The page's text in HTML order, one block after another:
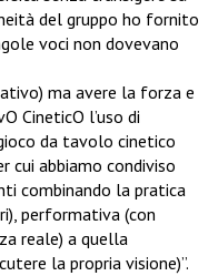
del gruppo ho fornito
voci non dovevano
ma avere la forza e
CineticO l’uso di
da tavolo cinetico
cui abbiamo condiviso
combinando la pratica
performativa (con
reale) a quella
la propria visione)”.